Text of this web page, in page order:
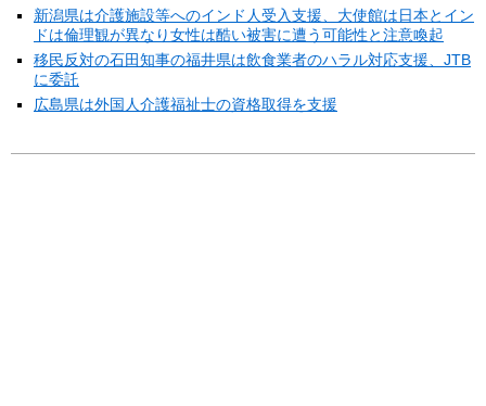
新潟県は介護施設等へのインド人受入支援、大使館は日本とイン
ドは倫理観が異なり女性は酷い被害に遭う可能性と注意喚起
移民反対の石田知事の福井県は飲食業者のハラル対応支援、JTB
に委託
広島県は外国人介護福祉士の資格取得を支援